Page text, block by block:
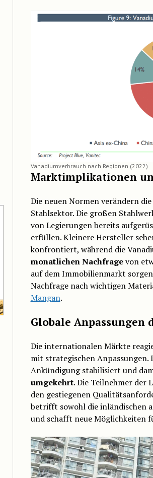
Vanadiumverbrauch nach Regionen (2022)
Marktimplikationen
Die neuen Normen verändern
Stahlsektor. Die großen
von Legierungen bereits
erfüllen. Kleinere Hersteller
konfrontiert, während die
monatlichen Nachfragevon
auf dem Immobilienmarkt
Nachfrage nach wichtigen
Mangan.
Globale Anpassungen
Die internationalen Märkte
mit strategischen Anpassungen.
Ankündigung stabilisiert und
umgekehrt. Die Teilnehmer der
den gestiegenen
betrifft sowohl die inländischen
und schafft neue Möglichkeiten